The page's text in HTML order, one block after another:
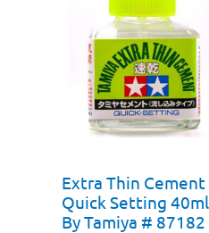
Extra Thin Cement
Quick Setting 40ml
By Tamiya # 87182